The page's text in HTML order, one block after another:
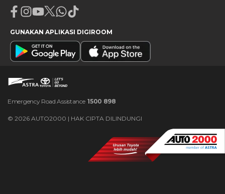
Facebook
Instagram
Youtube
X Whatsapp
Tiktok
GUNAKAN APLIKASI DIGIROOM
Emergency Road Assistance 1500 898
© 2026 AUTO2000 | HAK CIPTA DILINDUNGI